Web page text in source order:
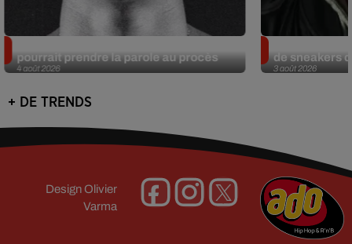
4 août 2026
pourrait prendre la parole au procès
3 août 2026
de sneakers
+ DE TRENDS
Design Olivier
Varma